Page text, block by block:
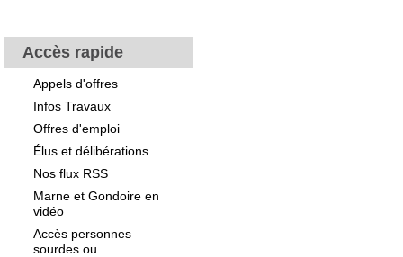
Accès rapide
Appels d'offres
Infos Travaux
Offres d'emploi
Élus et délibérations
Nos flux RSS
Marne et Gondoire en
vidéo
Accès personnes
sourdes ou